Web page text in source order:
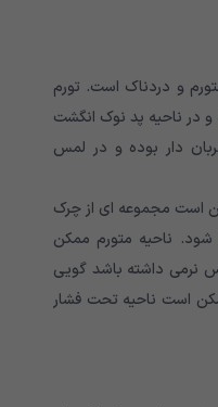
و دردناک است. تورم
در ناحیه پد نوک انگشت
دار بوده و در لمس
است مجموعه ای از چرک
ناحیه متورم ممکن
نرمی داشته باشد گویی
است ناحیه تحت فشار